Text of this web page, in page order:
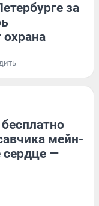
за
охрана
мейн-
сердце —